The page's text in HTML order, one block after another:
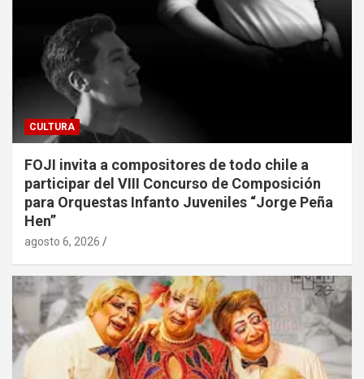
CULTURA
FOJI invita a compositores de todo chile a
participar del VIII Concurso de Composición
para Orquestas Infanto Juveniles “Jorge Peña
Hen”
agosto 6, 2026